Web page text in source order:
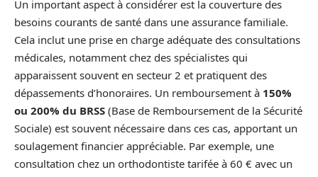
Un important aspect à considérer est la couverture des
besoins courants de santé dans une assurance familiale.
Cela inclut une prise en charge adéquate des consultations
médicales, notamment chez des spécialistes qui
apparaissent souvent en secteur 2 et pratiquent des
dépassements d’honoraires. Un remboursement à 150%
ou 200% du BRSS (Base de Remboursement de la Sécurité
Sociale) est souvent nécessaire dans ces cas, apportant un
soulagement financier appréciable. Par exemple, une
consultation chez un orthodontiste tarifée à 60 € avec un